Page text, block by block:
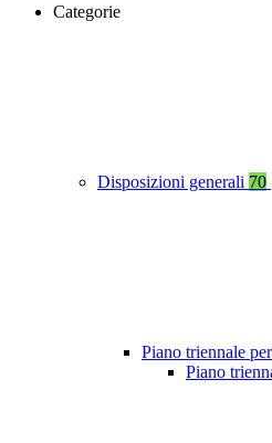
Categorie
Disposizioni generali 70
Piano triennale
Piano